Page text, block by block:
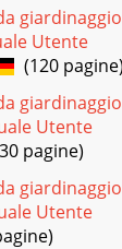
en
einen
besitzt der
Utente
(120 pagine)
Utente
pagine)
Utente